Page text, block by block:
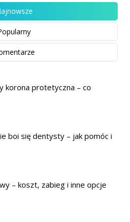
korona protetyczna – co
boi się dentysty – jak pomóc i
– koszt, zabieg i inne opcje